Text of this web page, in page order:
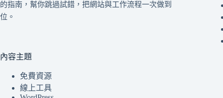
的指南，幫你跳過試錯，把網站與工作流程一次做到
位。
內容主題
免費資源
線上工具